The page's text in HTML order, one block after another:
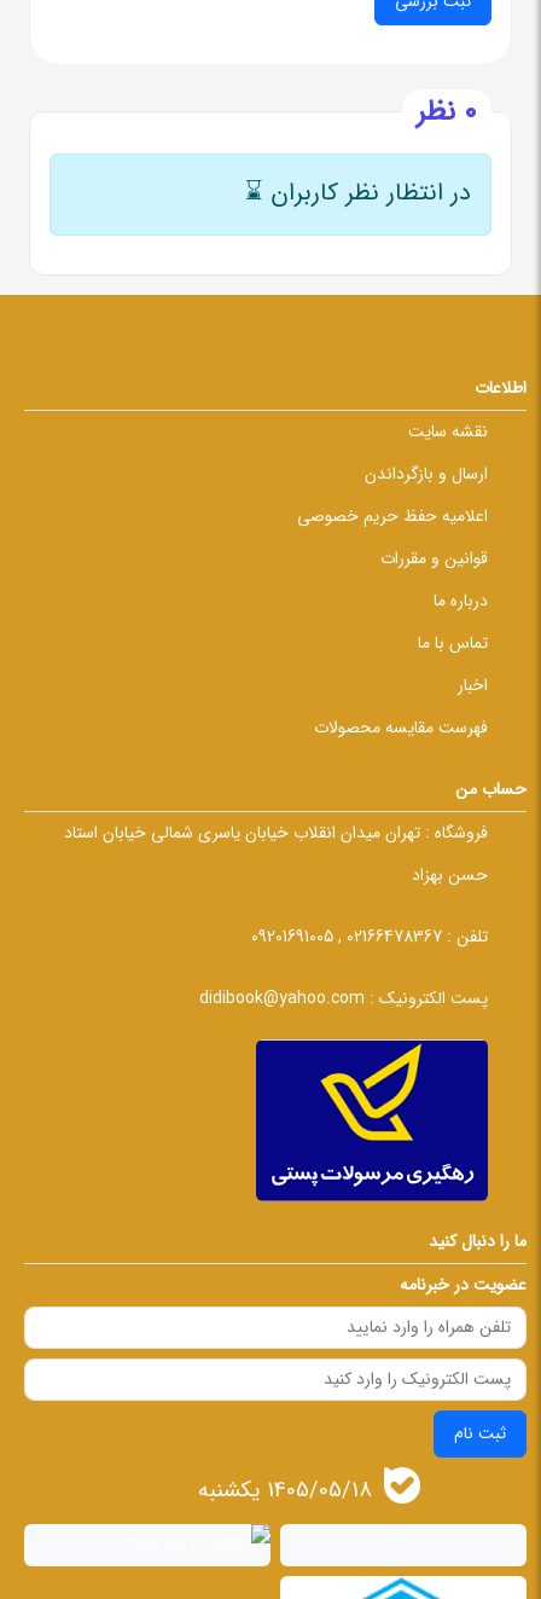
0 نظر
در انتظار نظر کاربران ⌛
اطلاعات
نقشه سایت
ارسال و بازگرداندن
اعلامیه حفظ حریم خصوصی
قوانین و مقررات
درباره ما
تماس با ما
اخبار
فهرست مقایسه محصولات
حساب من
فروشگاه : تهران میدان انقلاب خیابان یاسری شمالی خیابان استاد
حسن بهزاد
تلفن : 02166478367 , 09201691005
پست الکترونیک : didibook@yahoo.com
ما را دنبال کنید
عضویت در خبرنامه
ثبت نام
1405/05/18 يكشنبه